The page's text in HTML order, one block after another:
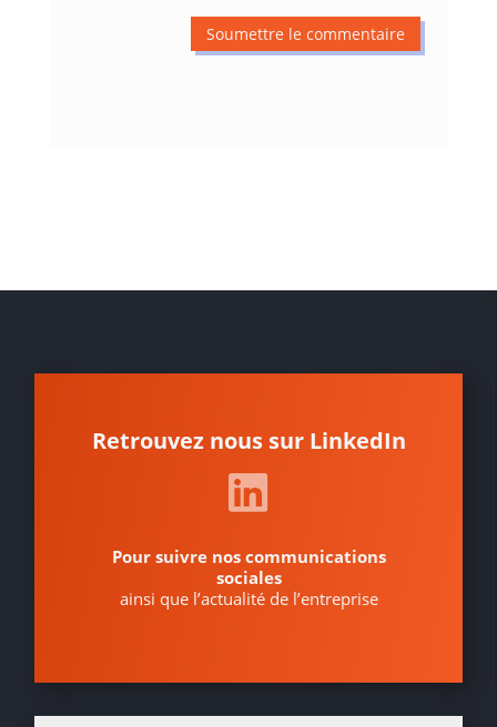
Soumettre le commentaire
Retrouvez nous sur LinkedIn
Pour suivre nos communications
sociales
ainsi que l’actualité de l’entreprise